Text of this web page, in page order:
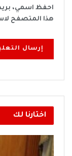
احفظ اسمي،
هذا المتصفح
اختارنا لك